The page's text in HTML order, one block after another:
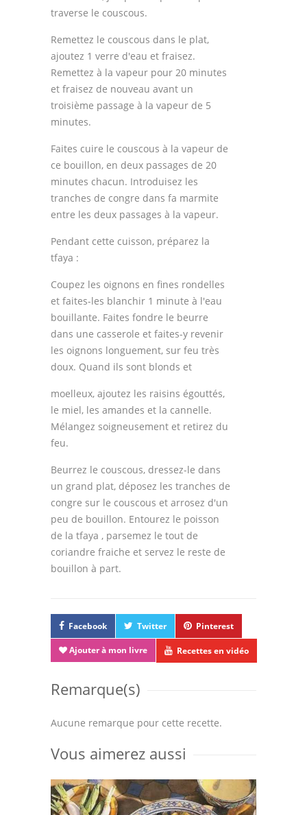
traverse le couscous.
Remettez le couscous dans le plat,
ajoutez 1 verre d'eau et fraisez.
Remettez à la vapeur pour 20 minutes
et fraisez de nouveau avant un
troisième passage à la vapeur de 5
minutes.
Faites cuire le couscous à la vapeur de
ce bouillon, en deux passages de 20
minutes chacun. Introduisez les
tranches de congre dans fa marmite
entre les deux passages à la vapeur.
Pendant cette cuisson, préparez la
tfaya :
Coupez les oignons en fines rondelles
et faites-les blanchir 1 minute à l'eau
bouillante. Faites fondre le beurre
dans une casserole et faites-y revenir
les oignons longuement, sur feu très
doux. Quand ils sont blonds et
moelleux, ajoutez les raisins égouttés,
le miel, les amandes et la cannelle.
Mélangez soigneusement et retirez du
feu.
Beurrez le couscous, dressez-le dans
un grand plat, déposez les tranches de
congre sur le couscous et arrosez d'un
peu de bouillon. Entourez le poisson
de la tfaya , parsemez le tout de
coriandre fraiche et servez le reste de
bouillon à part.
Facebook Twitter Pinterest
Ajouter à mon livre Recettes en vidéo
Remarque(s)
Aucune remarque pour cette recette.
Vous aimerez aussi